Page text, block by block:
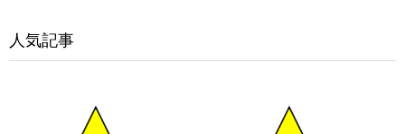
人気記事